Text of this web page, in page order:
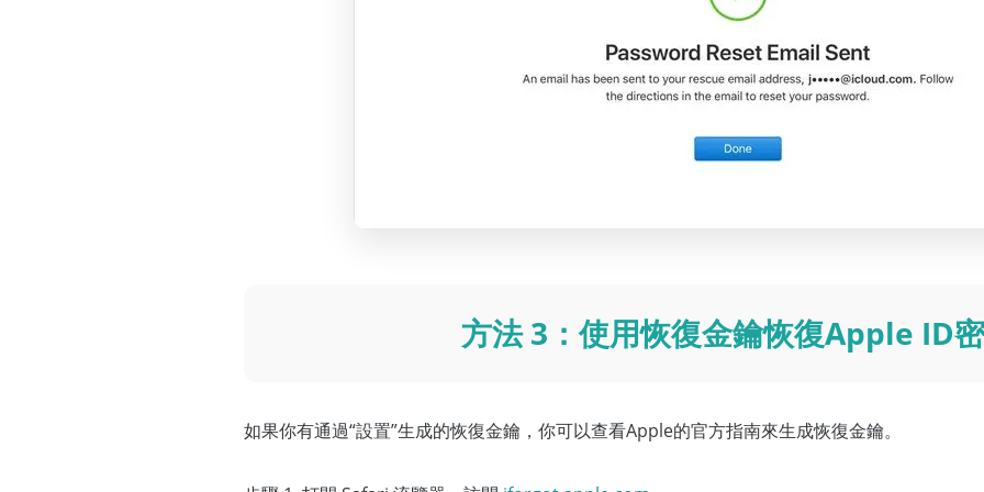
方法 3：使用恢復金鑰恢復Apple ID
如果你有通過“設置”生成的恢復金鑰，你可以查看Apple的官方指南來生成恢復金鑰。